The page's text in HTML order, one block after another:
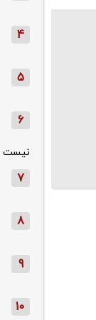
4
5
6
نیست
7
8
9
10